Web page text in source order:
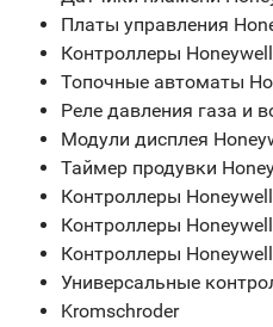
Платы управления
Контроллеры
Топочные автоматы
Реле давления газа и
Модули дисплея
Таймер продувки
Контроллеры
Контроллеры
Контроллеры
Универсальные
Kromschroder